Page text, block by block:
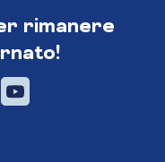
rimanere